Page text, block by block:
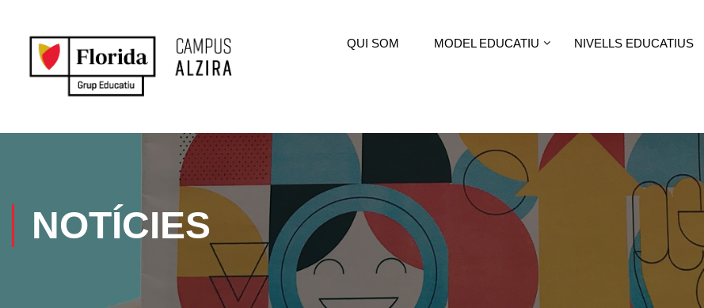
QUI SOM MODEL EDUCATIU NIVELLS EDUCATIUS
NOTÍCIES